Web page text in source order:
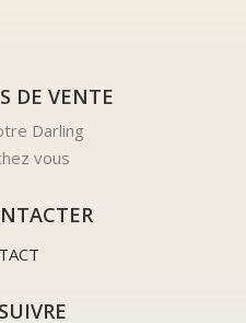
DE VENTE
Darling
vous